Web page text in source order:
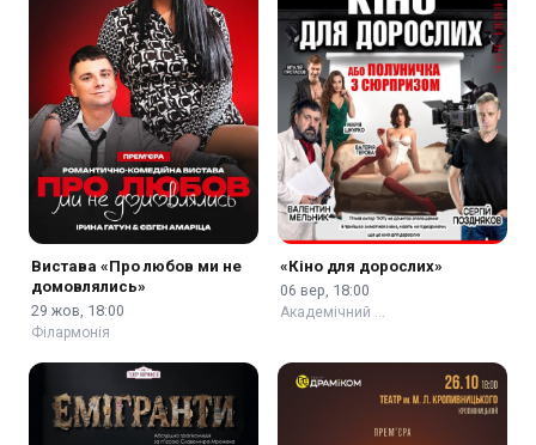
Вистава «Про любов ми не
домовлялись»
29 жов, 18:00
Філармонія
«Кіно для дорослих»
06 вер, 18:00
Академічний …